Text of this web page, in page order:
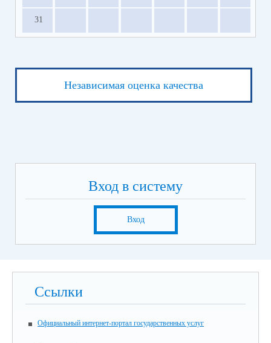
31
Независимая оценка качества
Вход в систему
Вход
Ссылки
Официальный интернет-портал государственных услуг